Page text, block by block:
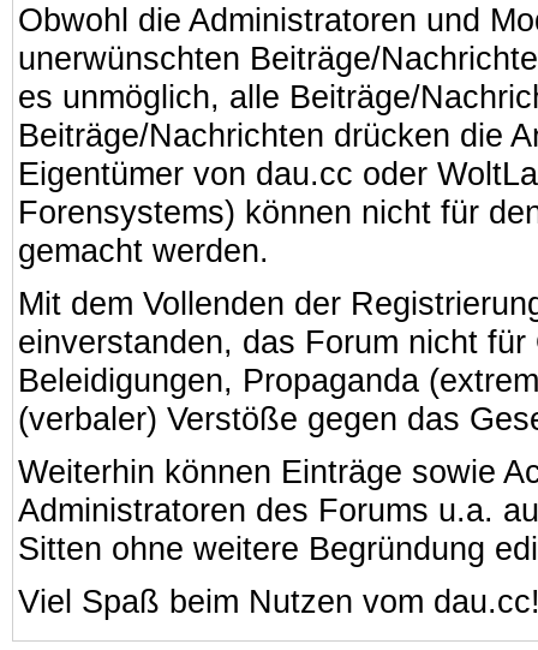
Obwohl die Administratoren und
unerwünschten Beiträge/
es unmöglich, alle Beiträge/
Beiträge/Nachrichten drücken die
Eigentümer von dau.cc oder
Forensystems) können nicht für
gemacht werden.
Mit dem Vollenden der
einverstanden, das Forum nicht
Beleidigungen, Propaganda
(verbaler) Verstöße gegen das
Weiterhin können Einträge sowie
Administratoren des Forums u.a.
Sitten ohne weitere Begründung
Viel Spaß beim Nutzen vom